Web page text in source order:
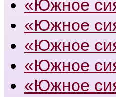
«Южное
«Южное
«Южное
«Южное
«Южное